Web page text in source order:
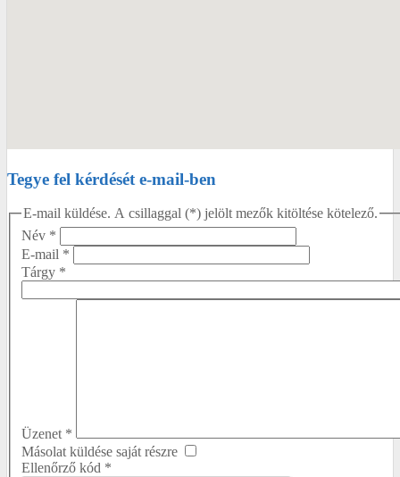
Tegye fel kérdését e-mail-ben
E-mail küldése. A csillaggal (*) jelölt mezők kitöltése kötelező.
Név *
E-mail *
Tárgy *
Üzenet *
Másolat küldése saját részre
Ellenőrző kód *